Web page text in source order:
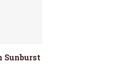
Sunburst